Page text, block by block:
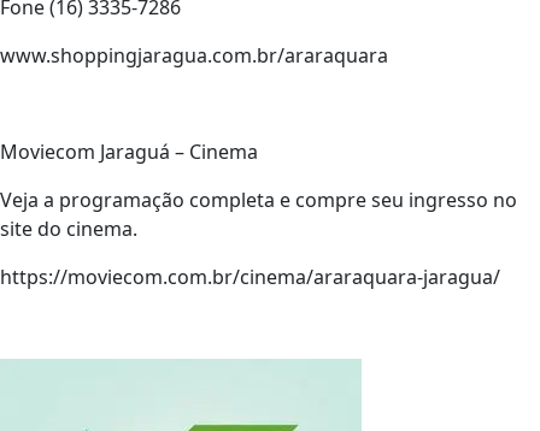
Fone (16) 3335-7286
www.shoppingjaragua.com.br/araraquara
Moviecom Jaraguá – Cinema
Veja a programação completa e compre seu ingresso no
site do cinema.
https://moviecom.com.br/cinema/araraquara-jaragua/